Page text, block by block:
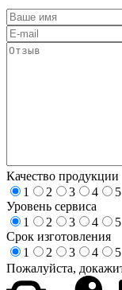
Качество продукции
1
2 3 4
5
Уровень сервиса
1
2 3 4
5
Срок изготовления
1
2 3 4
5
Пожалуйста,